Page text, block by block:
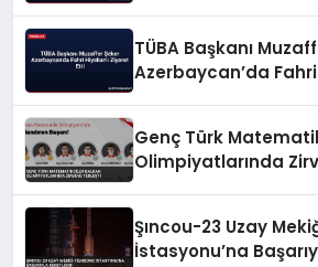
TÜBA Başkanı
Azerbaycan’da Fahri
Genç Türk
Olimpiyatlarında
Şıncou-23 Uzay
İstasyonu’na